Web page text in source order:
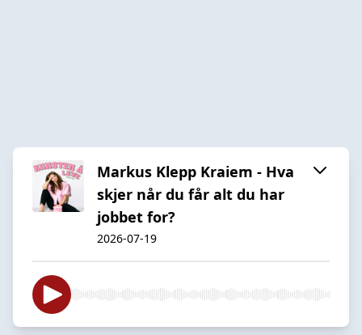
Markus Klepp Kraiem - Hva
skjer når du får alt du har
jobbet for?
2026-07-19